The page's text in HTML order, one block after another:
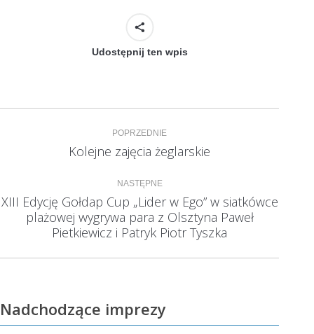
Udostępnij ten wpis
Nawigacja
wpisów
POPRZEDNIE
Poprzedni
Kolejne zajęcia żeglarskie
NASTĘPNE
Następny
wpis:
XIII Edycję Gołdap Cup „Lider w Ego” w siatkówce
plażowej wygrywa para z Olsztyna Paweł
Pietkiewicz i Patryk Piotr Tyszka
Nadchodzące imprezy